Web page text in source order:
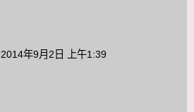
2014年9月2日 上午1:39